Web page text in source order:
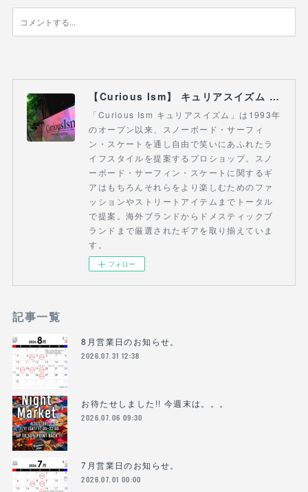
【Curious Ism】 キュリアスイズム l スノーボードショップ サーフショップ 福島県 会津若松市 郡山市 通販
「Curious Ism キュリアスイズム」は1993年
のオープン以来、スノーボード・サーフィ
ン・スケートを通し自由で笑いにあふれたラ
イフスタイルを提案するプロショップ。スノ
ーボード・サーフィン・スケートに関するギ
アはもちろんそれらをより楽しむためのファ
ッションやストリートアイテムまでトータル
で提案。海外ブランドからドメスティックブ
ランドまで厳選されたギアを取り揃えていま
す。
フォロー
記事一覧
8月営業日のお知らせ。
2026.07.31 12:38
お待たせしました!! 今週末は。。。
2026.07.06 09:30
7月営業日のお知らせ。
2026.07.01 00:00